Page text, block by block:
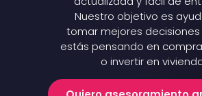
Nuestro objetivo es
tomar mejores
estás pensando en
o invertir en